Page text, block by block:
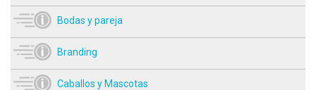
Bodas y pareja
Branding
Caballos y Mascotas